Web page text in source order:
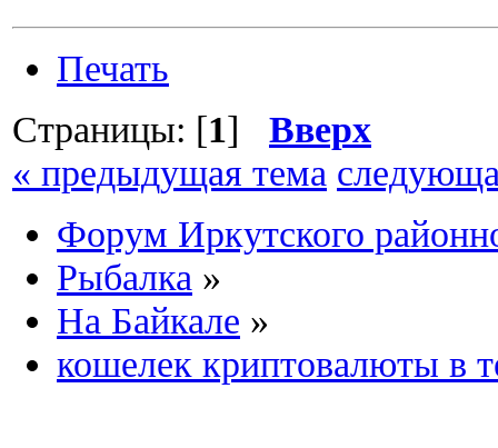
Печать
Страницы: [1] Вверх
« предыдущая тема
Форум Иркутского
Рыбалка »
На Байкале »
кошелек криптовалюты в